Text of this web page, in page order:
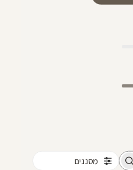
מסננים